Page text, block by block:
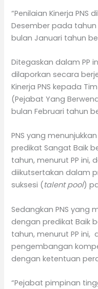
“Penilaian Kinerja
Desember pada
bulan Januari tahun
Ditegaskan dalam PP
dilaporkan secara
Kinerja PNS kepada
(Pejabat Yang
bulan Februari tahun
PNS yang
predikat Sangat Baik
tahun, menurut PP ini,
diikutsertakan dalam
suksesi (talent pool)
Sedangkan PNS yang
dengan predikat Baik
tahun, menurut PP
pengembangan
dengan ketentuan
“Pejabat pimpinan